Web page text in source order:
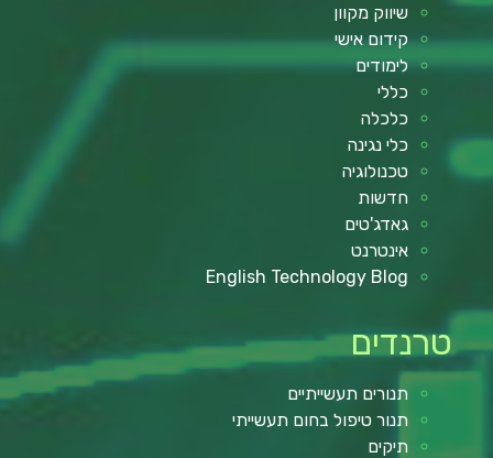
שיווק מקוון
קידום אישי
לימודים
כללי
כלכלה
כלי נגינה
טכנולוגיה
חדשות
גאדג'טים
אינטרנט
English Technology Blog
טרנדים
תנורים תעשייתיים
תנור טיפול בחום תעשייתי
תיקים